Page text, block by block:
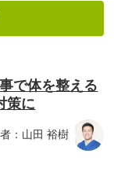
で体を整える
策に
：山田 裕樹